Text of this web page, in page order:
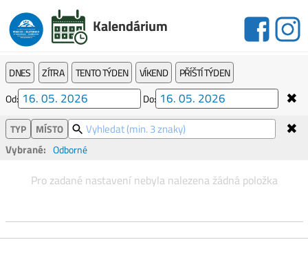
Kalendárium
DNES ZÍTRA TENTO TÝDEN VÍKEND
PŘÍŠTÍ TÝDEN
Od:
Do: ✖
TYP MÍSTO ✖
Vybrané: Odborné
Pro zadané nastavení nebyla nalezena žádná položka